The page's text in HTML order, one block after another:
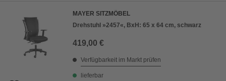
MAYER SITZMÖBEL
Drehstuhl »2457«, BxH: 65 x 64 cm, schwarz
419,00 €
Verfügbarkeit im Markt prüfen
lieferbar